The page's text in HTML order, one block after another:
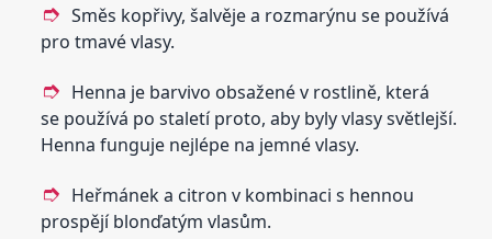
Směs kopřivy, šalvěje a rozmarýnu se používá
pro tmavé vlasy.
Henna je barvivo obsažené v rostlině, která
se používá po staletí proto, aby byly vlasy světlejší.
Henna funguje nejlépe na jemné vlasy.
Heřmánek a citron v kombinaci s hennou
prospějí blonďatým vlasům.